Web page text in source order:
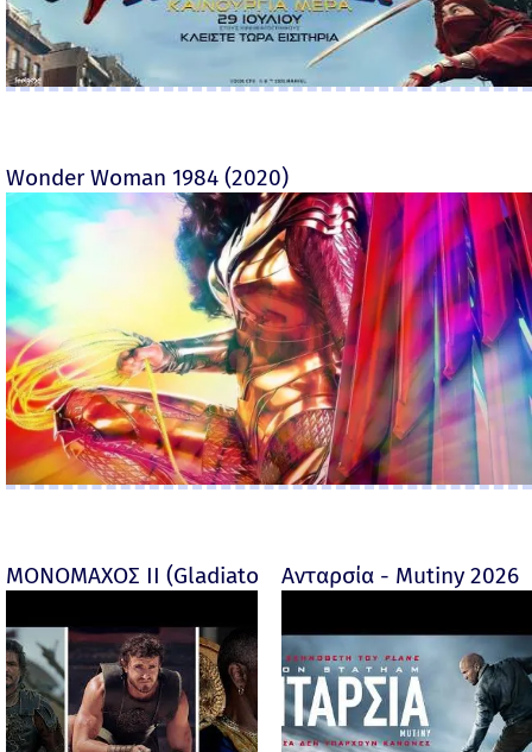
Wonder Woman 1984 (2020)
ΜΟΝΟΜΑΧΟΣ ΙΙ (Gladiator II) -Ανταρσία - Mutiny 2026